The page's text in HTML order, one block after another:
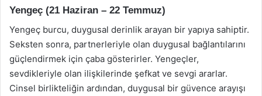
Yengeç (21 Haziran – 22 Temmuz)
Yengeç burcu, duygusal derinlik arayan bir yapıya sahiptir.
Seksten sonra, partnerleriyle olan duygusal bağlantılarını
güçlendirmek için çaba gösterirler. Yengeçler,
sevdikleriyle olan ilişkilerinde şefkat ve sevgi ararlar.
Cinsel birlikteliğin ardından, duygusal bir güvence arayışı